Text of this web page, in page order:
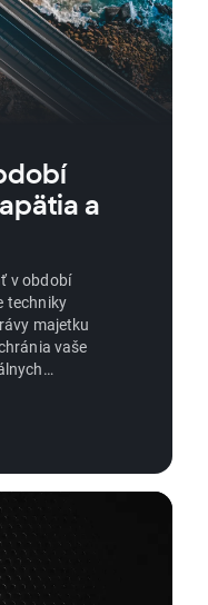
a
v období
techniky
majetku
vaše